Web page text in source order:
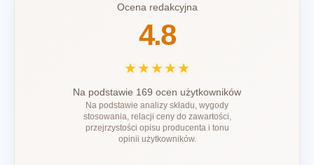
Ocena redakcyjna
4.8
★★★★★
Na podstawie 169 ocen użytkowników
Na podstawie analizy składu, wygody
stosowania, relacji ceny do zawartości,
przejrzystości opisu producenta i tonu
opinii użytkowników.